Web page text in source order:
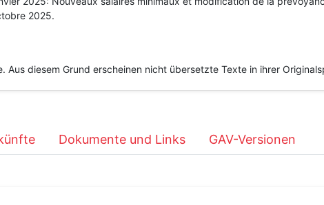
2025.
Aus diesem Grund erscheinen nicht übersetzte Texte in ihrer
Dokumente und Links GAV-Versionen